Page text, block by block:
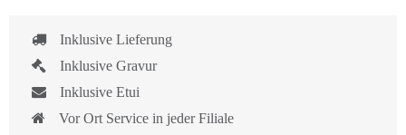
Inklusive Lieferung
Inklusive Gravur
Inklusive Etui
Vor Ort Service in jeder Filiale